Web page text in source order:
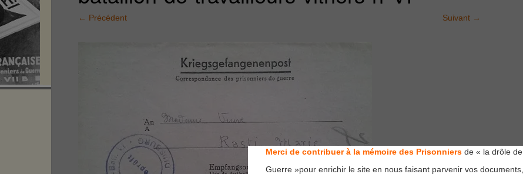
← Précédent Suivant →
Merci de contribuer à la mémoire des Prisonniers de « la drôle de
Guerre »pour enrichir le site en nous faisant parvenir vos documents,